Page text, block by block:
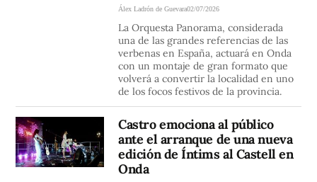
Álex Ladrón de Guevara02/07/2026
La Orquesta Panorama, considerada
una de las grandes referencias de las
verbenas en España, actuará en Onda
con un montaje de gran formato que
volverá a convertir la localidad en uno
de los focos festivos de la provincia.
Castro emociona al público
ante el arranque de una nueva
edición de Íntims al Castell en
Onda